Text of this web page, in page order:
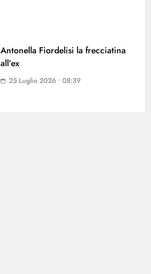
Antonella Fiordelisi la frecciatina
all’ex
25 Luglio 2026 • 08:39